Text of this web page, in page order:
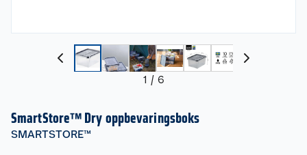
1 / 6
SmartStore™ Dry oppbevaringsboks
SMARTSTORE™